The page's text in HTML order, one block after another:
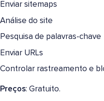
Enviar sitemaps
Análise do site
Pesquisa de palavras-chave
Enviar URLs
Controlar rastreamento e
Preços: Gratuito.